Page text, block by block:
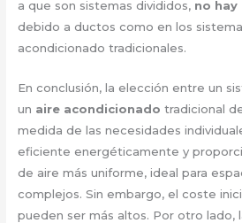
a que son sistemas divididos, no hay
debido a ductos como en los
acondicionado tradicionales.
En conclusión, la elección entre un
un aire acondicionado tradicional
medida de las necesidades
eficiente energéticamente y
de aire más uniforme, ideal para
complejos. Sin embargo, el coste
pueden ser más altos. Por otro lado,